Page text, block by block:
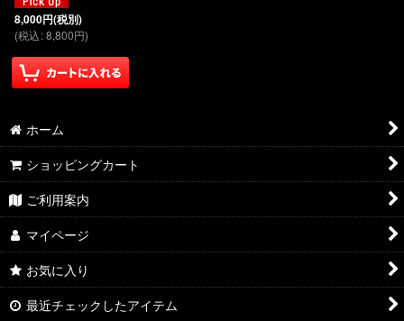
8,000円(税別)
(税込:8,800円)
ホーム
ショッピングカート
ご利用案内
マイページ
お気に入り
最近チェックしたアイテム